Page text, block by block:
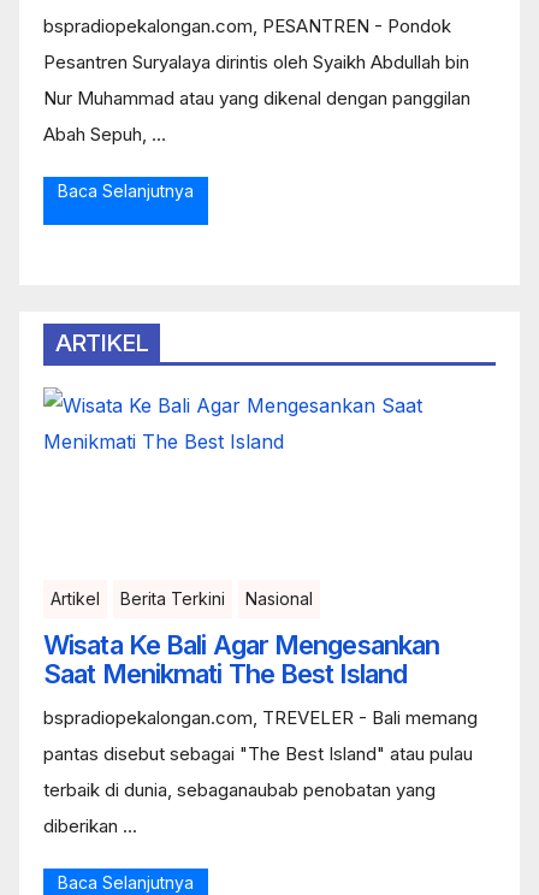
bspradiopekalongan.com, PESANTREN - Pondok
Pesantren Suryalaya dirintis oleh Syaikh Abdullah bin
Nur Muhammad atau yang dikenal dengan panggilan
Abah Sepuh, ...
Baca Selanjutnya
ARTIKEL
Artikel Berita Terkini Nasional
Wisata Ke Bali Agar Mengesankan
Saat Menikmati The Best Island
bspradiopekalongan.com, TREVELER - Bali memang
pantas disebut sebagai "The Best Island" atau pulau
terbaik di dunia, sebaganaubab penobatan yang
diberikan ...
Baca Selanjutnya